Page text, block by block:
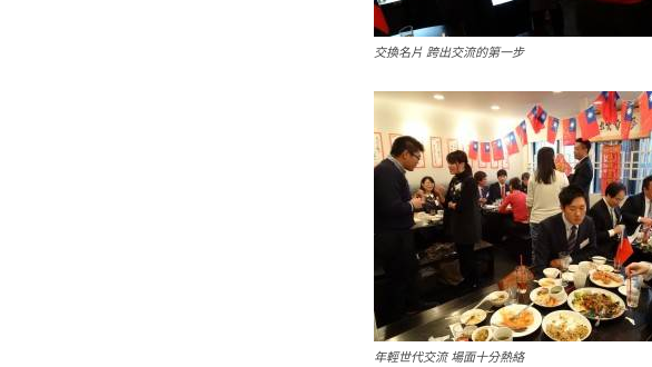
交換名片 跨出交流的第一步
年輕世代交流 場面十分熱絡